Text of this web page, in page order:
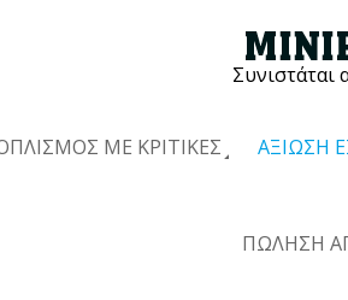
Συνιστάται
ΜΕ ΚΡΙΤΙΚΈΣ ΑΞΊΩΣΗ
ΠΏΛΗΣΗ